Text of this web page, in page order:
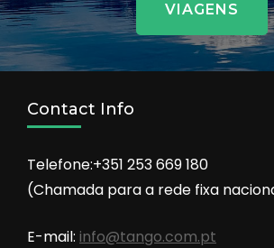
VIAGENS
Contact Info
Telefone:+351 253 669 180
(Chamada para a rede fixa
E-mail: info@tango.com.pt